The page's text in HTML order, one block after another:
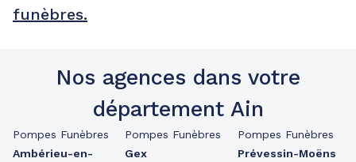
funèbres.
Nos agences dans votre
département Ain
Pompes Funèbres
Ambérieu-en-
Pompes Funèbres
Gex
Pompes Funèbres
Prévessin-Moëns